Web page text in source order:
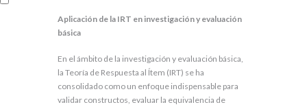
Aplicación de la IRT en investigación y evaluación
básica
En el ámbito de la investigación y evaluación básica,
la Teoría de Respuesta al Ítem (IRT) se ha
consolidado como un enfoque indispensable para
validar constructos, evaluar la equivalencia de